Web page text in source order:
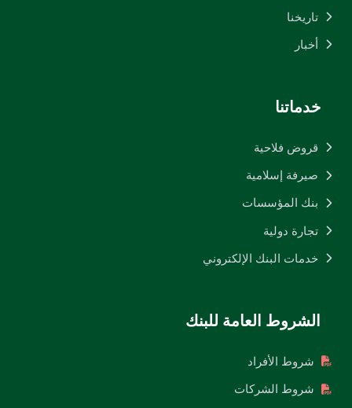
تاريخنا
أخبار
خدماتنا
قروض فلاحية
صيرفة إسلامية
بنك المؤسسات
تجارة دولية
خدمات البنك الإلكتروني
الشروط العامة للبنك
شروط الأفراد
شروط الشركات